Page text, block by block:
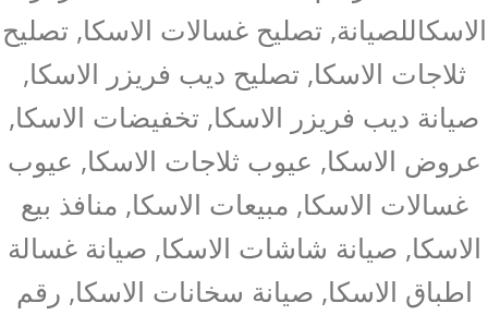
الاسكاللصيانة, تصليح غسالات الاسكا, تصليح
ثلاجات الاسكا, تصليح ديب فريزر الاسكا,
صيانة ديب فريزر الاسكا, تخفيضات الاسكا,
عروض الاسكا, عيوب ثلاجات الاسكا, عيوب
غسالات الاسكا, مبيعات الاسكا, منافذ بيع
الاسكا, صيانة شاشات الاسكا, صيانة غسالة
اطباق الاسكا, صيانة سخانات الاسكا, رقم